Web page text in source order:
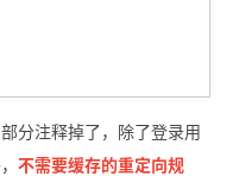
分注释掉了，除了登录用
不需要缓存的重定向规